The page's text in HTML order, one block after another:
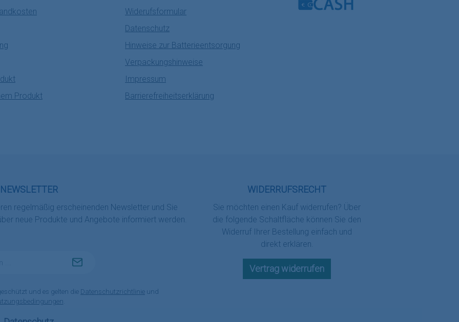
Produkt
Widerufsformular
Datenschutz
Hinweise zur Batterieentsorgung
Verpackungshinweise
Impressum
Barrierefreiheitserklärung
WIDERRUFSRECHT
Sie möchten einen Kauf widerrufen? Über
die folgende Schaltfläche können Sie den
Widerruf Ihrer Bestellung einfach und
direkt erklären.
Vertrag widerrufen
NEWSLETTER
regelmäßig erscheinenden Newsletter und Sie
neue Produkte und Angebote informiert werden.
und es gelten die Datenschutzrichtlinie und